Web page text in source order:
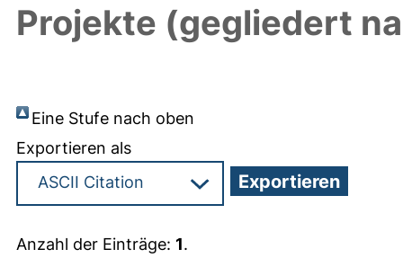
Projekte (gegliedert
Eine Stufe nach oben
Exportieren als
Anzahl der Einträge: 1.